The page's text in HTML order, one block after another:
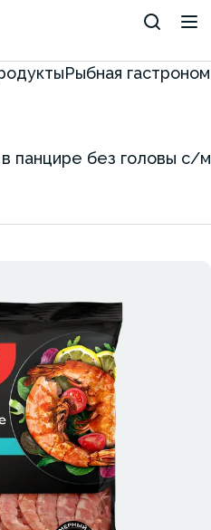
Рыбная
панцире без головы с/м